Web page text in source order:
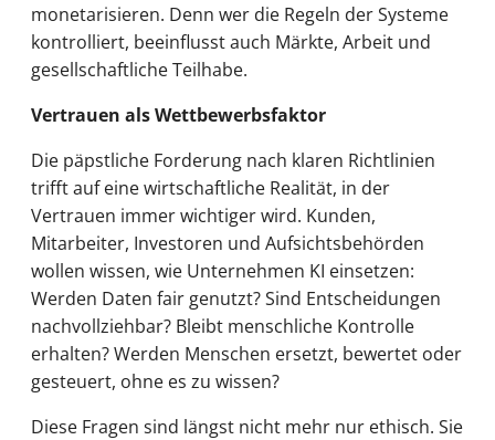
monetarisieren. Denn wer die Regeln der Systeme
kontrolliert, beeinflusst auch Märkte, Arbeit und
gesellschaftliche Teilhabe.
Vertrauen als Wettbewerbsfaktor
Die päpstliche Forderung nach klaren Richtlinien
trifft auf eine wirtschaftliche Realität, in der
Vertrauen immer wichtiger wird. Kunden,
Mitarbeiter, Investoren und Aufsichtsbehörden
wollen wissen, wie Unternehmen KI einsetzen:
Werden Daten fair genutzt? Sind Entscheidungen
nachvollziehbar? Bleibt menschliche Kontrolle
erhalten? Werden Menschen ersetzt, bewertet oder
gesteuert, ohne es zu wissen?
Diese Fragen sind längst nicht mehr nur ethisch. Sie